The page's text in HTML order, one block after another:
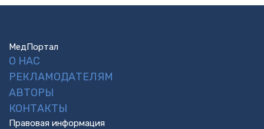
МедПортал
О НАС
РЕКЛАМОДАТЕЛЯМ
АВТОРЫ
КОНТАКТЫ
Правовая информация